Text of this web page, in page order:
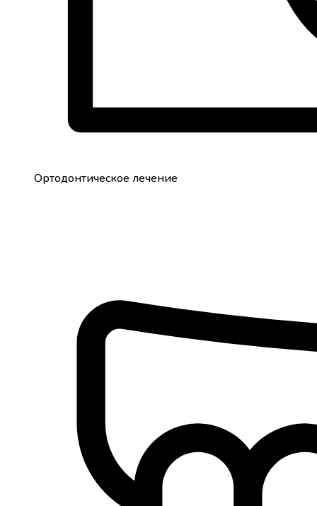
Ортодонтическое лечение